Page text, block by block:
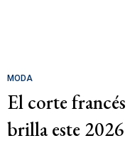
MODA
El corte
brilla este 2026